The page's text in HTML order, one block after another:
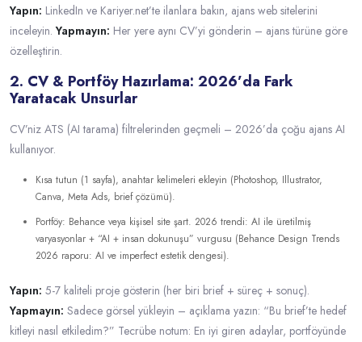
Yapın: LinkedIn ve Kariyer.net’te ilanlara bakın, ajans web sitelerini
inceleyin.Yapmayın: Her yere aynı CV’yi gönderin – ajans türüne göre
özelleştirin.
2. CV & Portföy Hazırlama: 2026’da Fark
Yaratacak Unsurlar
CV’niz ATS (AI tarama) filtrelerinden geçmeli – 2026’da çoğu ajans AI
kullanıyor.
Kısa tutun (1 sayfa), anahtar kelimeleri ekleyin (Photoshop, Illustrator,
Canva, Meta Ads, brief çözümü).
Portföy: Behance veya kişisel site şart. 2026 trendi: AI ile üretilmiş
varyasyonlar + “AI + insan dokunuşu” vurgusu (Behance Design Trends
2026 raporu: AI ve imperfect estetik dengesi).
Yapın: 5-7 kaliteli proje gösterin (her biri brief + süreç + sonuç).
Yapmayın: Sadece görsel yükleyin – açıklama yazın: “Bu brief’te hedef
kitleyi nasıl etkiledim?” Tecrübe notum: En iyi giren adaylar, portföyünde